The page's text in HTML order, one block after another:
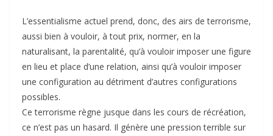
L’essentialisme actuel prend, donc, des airs de terrorisme,
aussi bien à vouloir, à tout prix, normer, en la
naturalisant, la parentalité, qu’à vouloir imposer une figure
en lieu et place d’une relation, ainsi qu’à vouloir imposer
une configuration au détriment d’autres configurations
possibles.
Ce terrorisme règne jusque dans les cours de récréation,
ce n’est pas un hasard. Il génère une pression terrible sur